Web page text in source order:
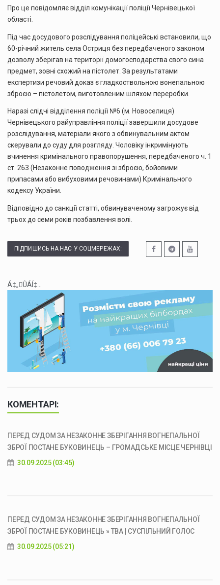
Про це повідомляє відділ комунікації поліції Чернівецької
області.
Під час досудового розслідування поліцейські встановили, що
60-річний житель села Остриця без передбаченого законом
дозволу зберігав на території домогосподарства свого сина
предмет, зовні схожий на пістолет. За результатами
експертизи речовий доказ є гладкоствольною вонепальною
зброєю – пістолетом, виготовленим шляхом переробки.
Наразі слідчі відділення поліції №6 (м. Новоселиця)
Чернівецького райуправління поліції завершили досудове
розслідування, матеріали якого з обвинувальним актом
скерували до суду для розгляду. Чоловіку інкримінують
вчинення кримінального правопорушення, передбаченого ч. 1
ст. 263 (Незаконне поводження зі зброєю, бойовими
припасами або вибуховими речовинами) Кримінального
кодексу України.
Відповідно до санкції статті, обвинуваченому загрожує від
трьох до семи років позбавлення волі.
ПІДПИШИСЬ НА НАС У СОЦМЕРЕЖАХ:
Á‡„ÛÁÍ‡...
КОМЕНТАРІ:
ПЕРЕД СУДОМ ЗА НЕЗАКОННЕ ЗБЕРІГАННЯ ВОГНЕПАЛЬНОЇ
ЗБРОЇ ПОСТАНЕ БУКОВИНЕЦЬ – ГРОМАДСЬКЕ МІСЦЕ ЧЕРНІВЦІ
30.09.2025 (03:45)
ПЕРЕД СУДОМ ЗА НЕЗАКОННЕ ЗБЕРІГАННЯ ВОГНЕПАЛЬНОЇ
ЗБРОЇ ПОСТАНЕ БУКОВИНЕЦЬ » ТВА | СУСПІЛЬНИЙ ГОЛОС
30.09.2025 (05:21)